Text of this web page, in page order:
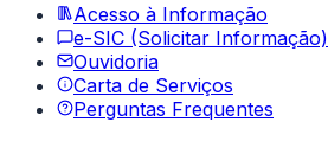
Acesso à Informação
e-SIC (Solicitar Informação)
Ouvidoria
Carta de Serviços
Perguntas Frequentes